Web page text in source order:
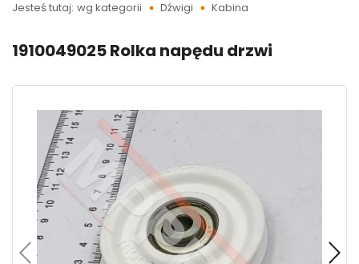
Jesteś tutaj: wg kategorii Dźwigi Kabina
1910049025 Rolka napędu drzwi